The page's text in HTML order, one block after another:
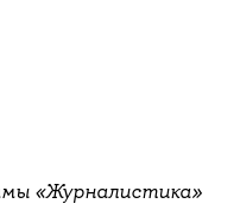
«Журналистика»